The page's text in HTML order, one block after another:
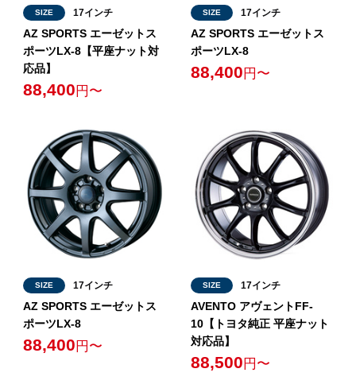
SIZE 17インチ
AZ SPORTS エーゼットス
ポーツLX-8【平座ナット対
応品】
88,400 円〜
SIZE 17インチ
AZ SPORTS エーゼットス
ポーツLX-8
88,400 円〜
SIZE 17インチ
AZ SPORTS エーゼットス
ポーツLX-8
88,400 円〜
SIZE 17インチ
AVENTO アヴェントFF-
10【トヨタ純正 平座ナット
対応品】
88,500 円〜